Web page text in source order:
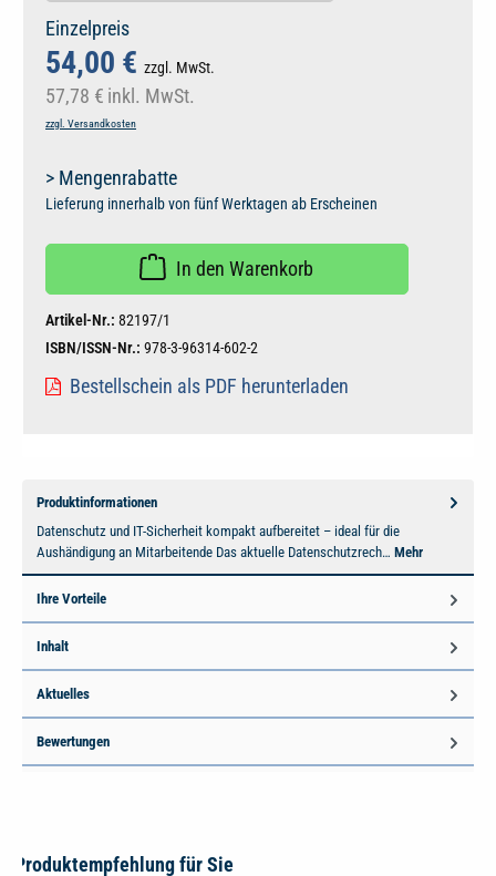
Einzelpreis
54,00 € zzgl. MwSt.
57,78 € inkl. MwSt.
zzgl. Versandkosten
> Mengenrabatte
Lieferung innerhalb von fünf Werktagen ab Erscheinen
In den Warenkorb
Artikel-Nr.: 82197/1
ISBN/ISSN-Nr.: 978-3-96314-602-2
Bestellschein als PDF herunterladen
Produktinformationen
Datenschutz und IT-Sicherheit kompakt aufbereitet – ideal für die
Aushändigung an Mitarbeitende Das aktuelle Datenschutzrech… Mehr
Ihre Vorteile
Inhalt
Aktuelles
Bewertungen
Produktempfehlung für Sie